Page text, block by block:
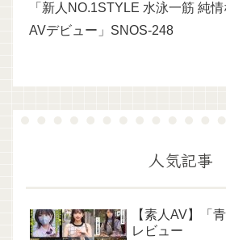
「新人NO.1STYLE 水泳一筋 純
AVデビュー」SNOS-248
人気記事
【素人AV】「
レビュー